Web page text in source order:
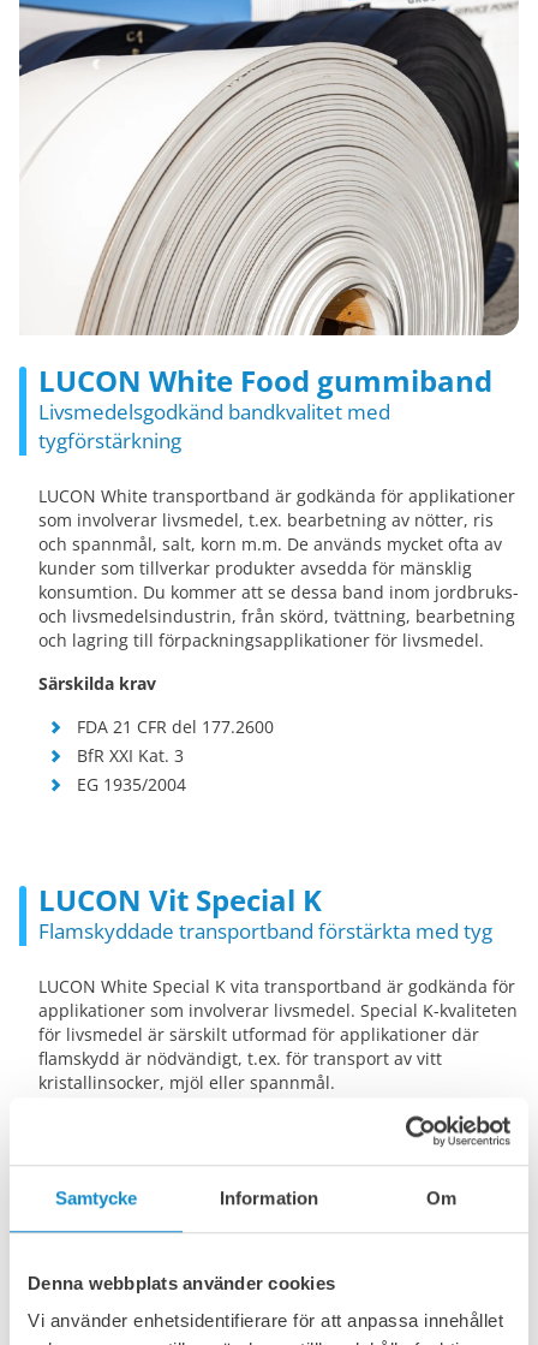
Samtycke Information Om
Denna webbplats använder cookies
Vi använder enhetsidentifierare för att anpassa innehållet
LUCON White Food gummiband
Livsmedelsgodkänd bandkvalitet med
tygförstärkning
LUCON White transportband är godkända för applikationer
som involverar livsmedel, t.ex. bearbetning av nötter, ris
och spannmål, salt, korn m.m. De används mycket ofta av
kunder som tillverkar produkter avsedda för mänsklig
konsumtion. Du kommer att se dessa band inom jordbruks-
och livsmedelsindustrin, från skörd, tvättning, bearbetning
och lagring till förpackningsapplikationer för livsmedel.
Särskilda krav
FDA 21 CFR del 177.2600
BfR XXI Kat. 3
EG 1935/2004
LUCON Vit Special K
Flamskyddade transportband förstärkta med tyg
LUCON White Special K vita transportband är godkända för
applikationer som involverar livsmedel. Special K-kvaliteten
för livsmedel är särskilt utformad för applikationer där
flamskydd är nödvändigt, t.ex. för transport av vitt
kristallinsocker, mjöl eller spannmål.
Industrier där LUCON White Special K-band huvudsakligen
Sockerindustrin
ATEX: utrustningsgrupp II, kategori 3, zon G2/D22
flamprov (ISO 340):